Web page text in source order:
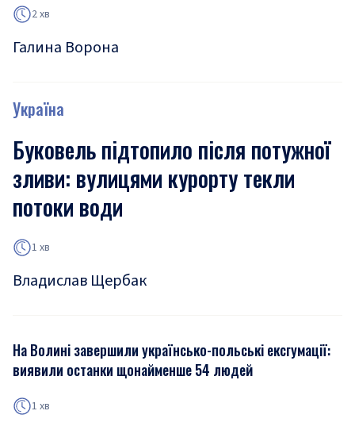
2 хв
Галина Ворона
Україна
Буковель підтопило після потужної
зливи: вулицями курорту текли
потоки води
1 хв
Владислав Щербак
На Волині завершили українсько-польські ексгумації:
виявили останки щонайменше 54 людей
1 хв